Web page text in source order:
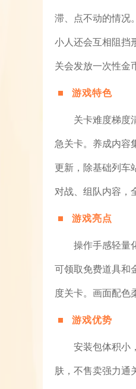
滞、点不动的情况
小人还会互相阻挡
关会发放一次性金
游戏特色
关卡难度梯度
急关卡。养成内容
更新，除基础列车
对战、组队内容，
游戏亮点
操作手感轻量
可领取免费道具和
度关卡。画面配色
游戏优势
安装包体积小
肤，不售卖强力通